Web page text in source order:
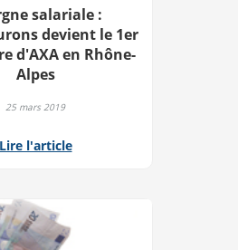
salariale :
devient le 1er
d'AXA en Rhône-
Alpes
25 mars 2019
Lire l'article